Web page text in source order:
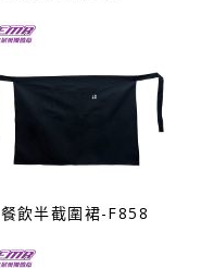
餐飲半截圍裙-F858